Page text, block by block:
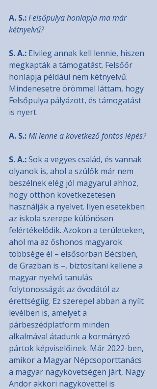
A. S.:Felsőpulya honlapja ma már
kétnyelvű?
S. A.: Elvileg annak kell lennie, hiszen
megkapták a támogatást. Felsőőr
honlapja például nem kétnyelvű.
Mindenesetre örömmel láttam, hogy
Felsőpulya pályázott, és támogatást
is nyert.
A. S.:Mi lenne a következő fontos lépés?
S. A.: Sok a vegyes család, és vannak
olyanok is, ahol a szülők már nem
beszélnek elég jól magyarul ahhoz,
hogy otthon következetesen
használják a nyelvet. Ilyen esetekben
az iskola szerepe különösen
felértékelődik. Azokon a területeken,
ahol ma az őshonos magyarok
többsége él – elsősorban Bécsben,
de Grazban is –, biztosítani kellene a
magyar nyelvű tanulás
folytonosságát az óvodától az
érettségiig. Ez szerepel abban a nyílt
levélben is, amelyet a
párbeszédplatform minden
alkalmával átadunk a kormányzó
pártok képviselőinek. Már 2022-ben,
amikor a Magyar Népcsoporttanács
a magyar nagykövetségen járt, Nagy
Andor akkori nagykövettel is